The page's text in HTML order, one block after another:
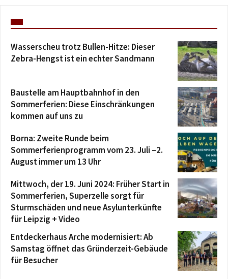
Wasserscheu trotz Bullen-Hitze: Dieser
Zebra-Hengst ist ein echter Sandmann
Baustelle am Hauptbahnhof in den
Sommerferien: Diese Einschränkungen
kommen auf uns zu
Borna: Zweite Runde beim
Sommerferienprogramm vom 23. Juli –2.
August immer um 13 Uhr
Mittwoch, der 19. Juni 2024: Früher Start in
Sommerferien, Superzelle sorgt für
Sturmschäden und neue Asylunterkünfte
für Leipzig + Video
Entdeckerhaus Arche modernisiert: Ab
Samstag öffnet das Gründerzeit-Gebäude
für Besucher